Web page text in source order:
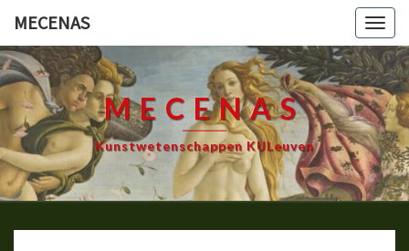
de
content
MECENAS
MECENAS
Kunstwetenschappen KULeuven